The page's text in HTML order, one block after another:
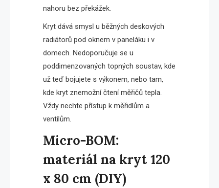
nahoru bez překážek.
Kryt dává smysl u běžných deskových
radiátorů pod oknem v paneláku i v
domech. Nedoporučuje se u
poddimenzovaných topných soustav, kde
už teď bojujete s výkonem, nebo tam,
kde kryt znemožní čtení měřičů tepla.
Vždy nechte přístup k měřidlům a
ventilům.
Micro-BOM:
materiál na kryt 120
x 80 cm (DIY)